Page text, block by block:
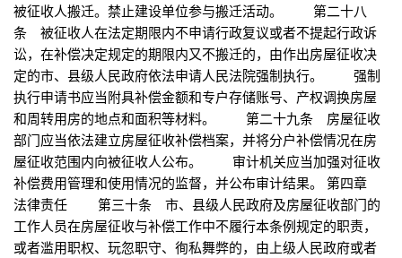
被征收人搬迁。禁止建设单位参与搬迁活动。 第二十八
条 被征收人在法定期限内不申请行政复议或者不提起行政诉
讼，在补偿决定规定的期限内又不搬迁的，由作出房屋征收决
定的市、县级人民政府依法申请人民法院强制执行。 强制
执行申请书应当附具补偿金额和专户存储账号、产权调换房屋
和周转用房的地点和面积等材料。 第二十九条 房屋征收
部门应当依法建立房屋征收补偿档案，并将分户补偿情况在房
屋征收范围内向被征收人公布。 审计机关应当加强对征收
补偿费用管理和使用情况的监督，并公布审计结果。 第四章
法律责任 第三十条 市、县级人民政府及房屋征收部门的
工作人员在房屋征收与补偿工作中不履行本条例规定的职责，
或者滥用职权、玩忽职守、徇私舞弊的，由上级人民政府或者